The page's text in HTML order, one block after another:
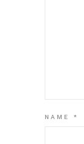
NAME *